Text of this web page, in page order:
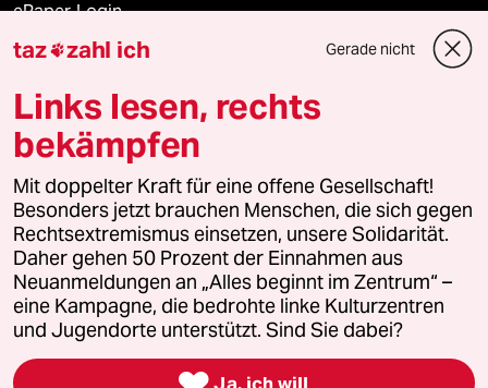
ePaper Login
Downloads für Abonnierende
© 2026 taz Verlags und Vertriebs GmbH
Alle Rechte vorbehalten. Bei rechtlichen Fragen oder für Genehmigungen
wenden Sie sich bitte an
lizenzen@taz.de
Feedback Redaktionsstatut Kommune-Richtlinien
Leitlinie Informant Datenschutz Impressum AGB
Seitenwende Einwilligungen widerrufen (Ads)
taz zahl ich Gerade nicht
Links lesen, rechts
bekämpfen
Mit doppelter Kraft für eine offene Gesellschaft!
Besonders jetzt brauchen Menschen, die sich gegen
Rechtsextremismus einsetzen, unsere Solidarität.
Daher gehen 50 Prozent der Einnahmen aus
Neuanmeldungen an „Alles beginnt im Zentrum“ –
eine Kampagne, die bedrohte linke Kulturzentren
und Jugendorte unterstützt. Sind Sie dabei?
Ja, ich will